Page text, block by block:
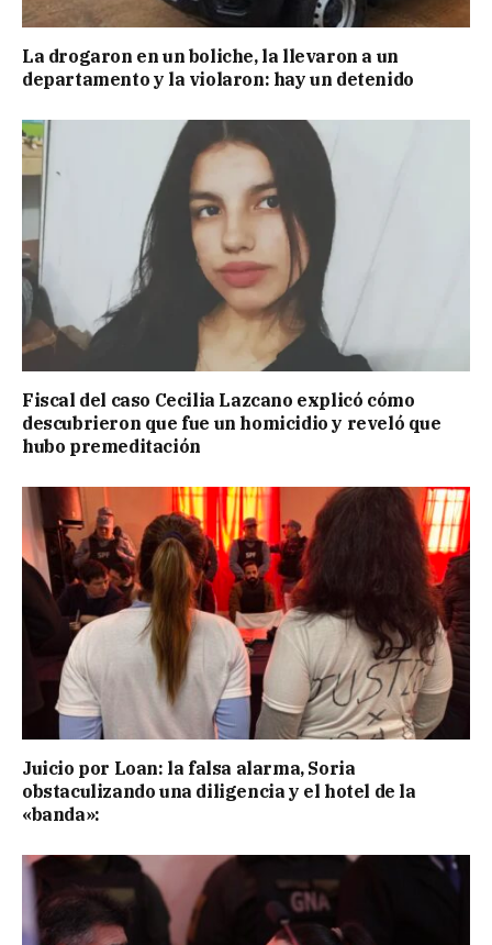
La drogaron en un boliche, la llevaron a un
departamento y la violaron: hay un detenido
Fiscal del caso Cecilia Lazcano explicó cómo
descubrieron que fue un homicidio y reveló que
hubo premeditación
Juicio por Loan: la falsa alarma, Soria
obstaculizando una diligencia y el hotel de la
«banda»: